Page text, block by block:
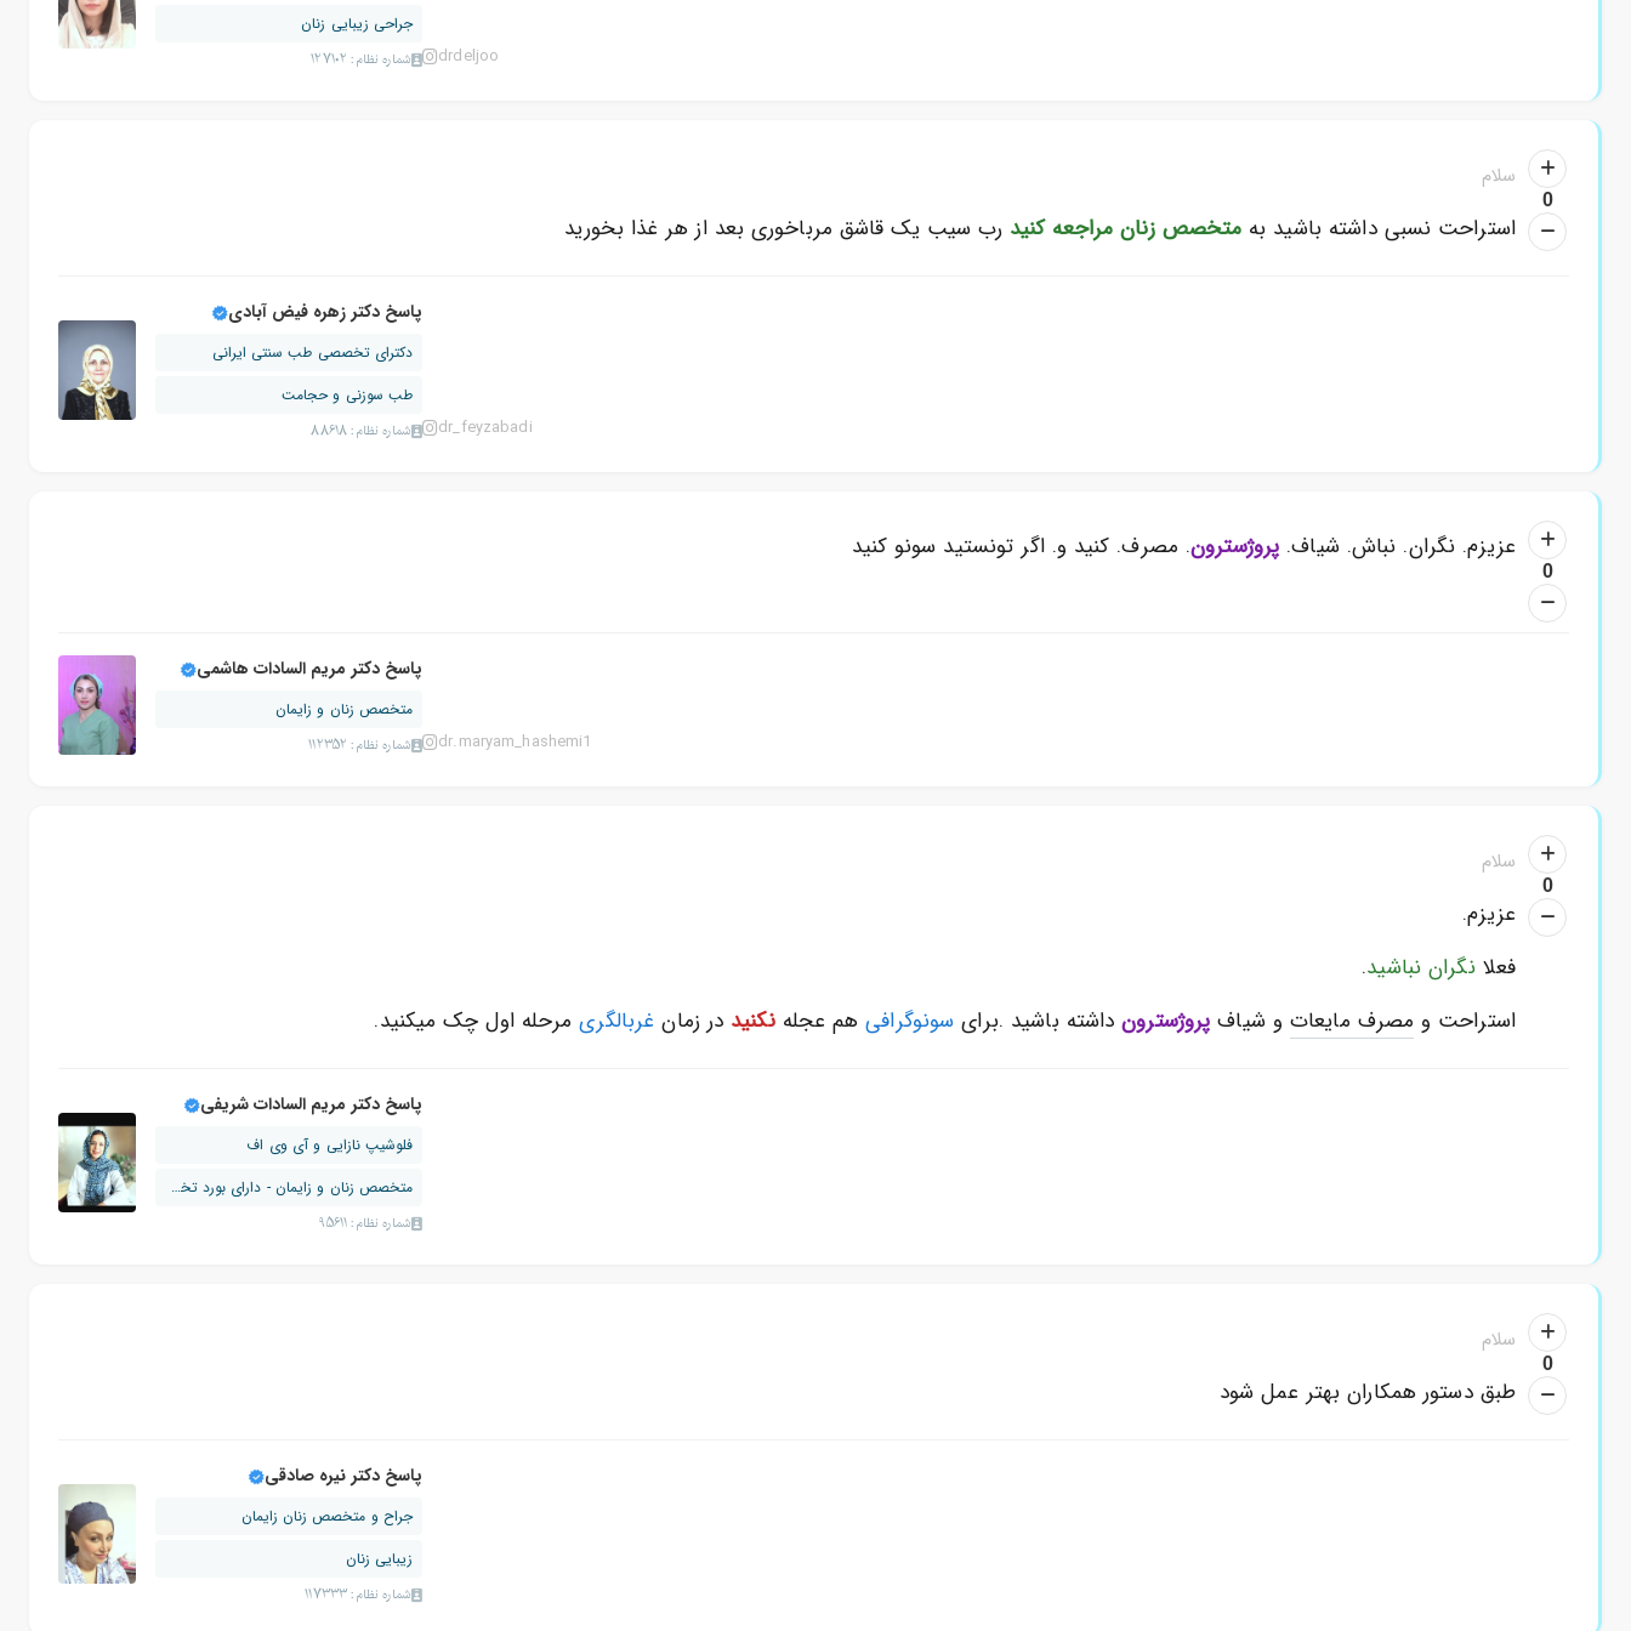
جراحی زیبایی زنان
شماره نظام: 127102 drdeljoo
0
سلام
استراحت نسبی داشته باشید به متخصص زنان مراجعه کنید رب سیب یک قاشق مرباخوری بعد از هر غذا بخورید
پاسخ دکتر زهره فیض آبادی
دکترای تخصصی طب سنتی ایرانی
طب سوزنی و حجامت
شماره نظام: 88618 dr_feyzabadi
0
عزیزم. نگران. نباش. شیاف. پروژسترون. مصرف. کنید و. اگر تونستید سونو کنید
پاسخ دکتر مریم السادات هاشمی
متخصص زنان و زایمان
شماره نظام: 112352 dr.maryam_hashemi1
0
سلام
عزیزم.
فعلا نگران نباشید.
استراحت و مصرف مایعات و شیاف پروژسترونداشته باشید .برای سونوگرافیهم عجلهنکنید در زمان غربالگریمرحله اول چک میکنید.
پاسخ دکتر مریم السادات شریفی
فلوشیپ نازایی و آی وی اف
متخصص زنان و زایمان - دارای بورد تخصصی
شماره نظام: 95611
0
سلام
طبق دستور همکاران بهتر عمل شود
پاسخ دکتر نیره صادقی
جراح و متخصص زنان زایمان
زیبایی زنان
شماره نظام: 117333